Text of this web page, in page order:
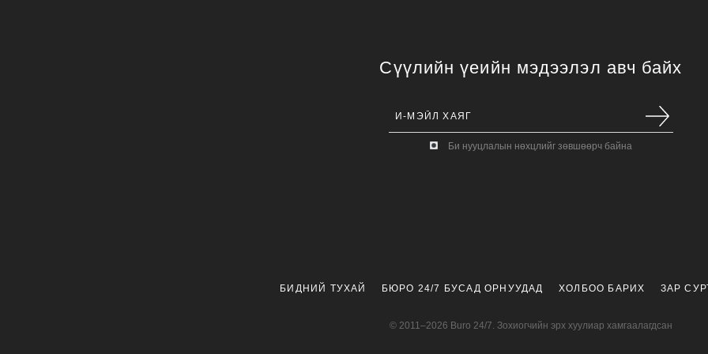
Сүүлийн үеийн мэдээлэл авч байх
Би нууцлалын нөхцлийг зөвшөөрч байна
БИДНИЙ ТУХАЙ БЮРО 24/7 БУСАД ОРНУУДАД ХОЛБОО БАРИХ ЗАР
© 2011–2026 Buro 24/7. Зохиогчийн эрх хуулиар хамгаалагдсан